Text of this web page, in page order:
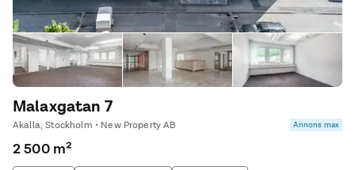
Malaxgatan 7
Akalla, Stockholm • New Property AB Annons max
2 500 m²